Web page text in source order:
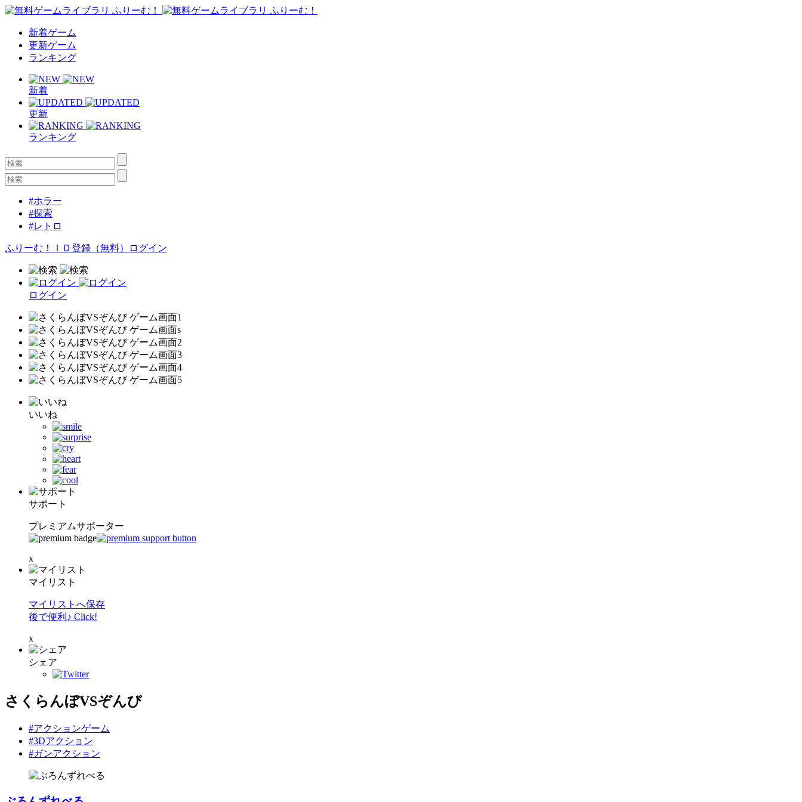
新着ゲーム
更新ゲーム
ランキング
新着
更新
ランキング
#ホラー
#探索
#レトロ
ふりーむ！ＩＤ登録（無料） ログイン
ログイン
いいね
サポート
プレミアムサポーター
x
マイリスト
マイリストへ保存
後で便利♪ Click!
x
シェア
さくらんぼVSぞんび
#アクションゲーム
#3Dアクション
#ガンアクション